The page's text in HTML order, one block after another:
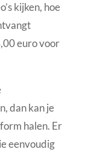
kijken, hoe
euro voor
dan kan je
halen. Er
eenvoudig